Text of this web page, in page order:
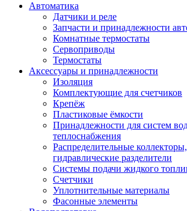
Автоматика
Датчики и реле
Запчасти и принадлежности
Комнатные термостаты
Сервоприводы
Термостаты
Аксессуары и принадлежности
Изоляция
Комплектующие для счетчиков
Крепёж
Пластиковые ёмкости
Принадлежности для систем
теплоснабжения
Распределительные
гидравлические разделители
Системы подачи жидкого
Счетчики
Уплотнительные материалы
Фасонные элементы